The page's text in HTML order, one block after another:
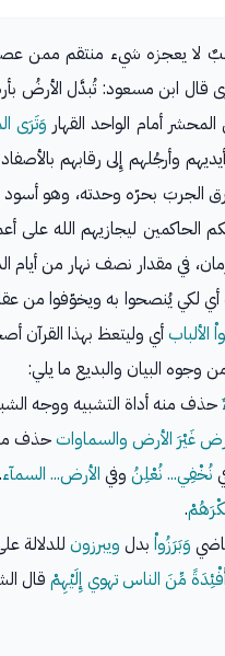
لا يعجزه شيء منتقم ممن
قال ابن مسعود: تُبدَّل الأرضُ
أمام الواحد القهار وَتَرَى
وأرجُلهم إِلى رقابهم
الجربَ بحرّه وحدته، وهو أسود
الحاكمين ليجازيهم الله على
في مقدار نصف نهار من أيام
أي لكي يُنصحوا به ويخوّفوا من
الألبابأي وليتعظ بهذا القرآن
وجوه البيان والبديع ما يلي:
حذف منه أداة التشبيه ووجه
غَيْرَ الأرض والسماوات حذف
نُخْفِي... نُعْلِنُ وفي الأرض... السمآء.
.
وَبَرَزُواْ بدل ويبرزون للدلالة
مِّنَ الناس تهوي إِلَيْهِمْ قال